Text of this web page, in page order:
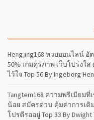
Hengjing168 หวยออนไลน์
50% เกมคุรภาพ เว็บโปร่งใ
ไว้ใจ Top 56 By Ingeborg
Tangtem168 ความพรีเมียม
น้อย สมัครด่วน คุ้มค่าการเดิ
โปรดีรออยู่ Top 33 By